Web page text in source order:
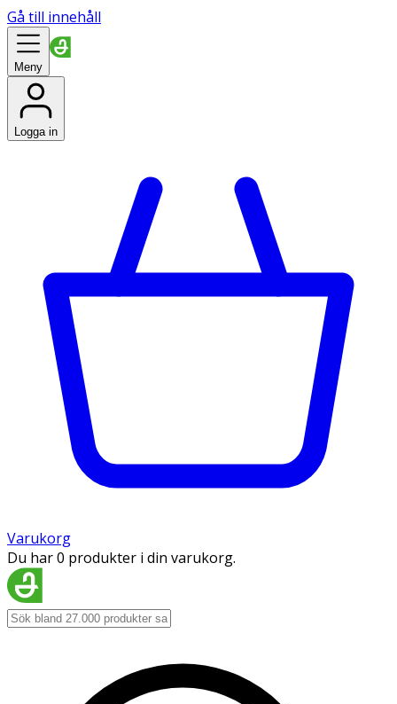
Gå till innehåll
Meny
Logga in
Varukorg
Du har 0 produkter i din varukorg.